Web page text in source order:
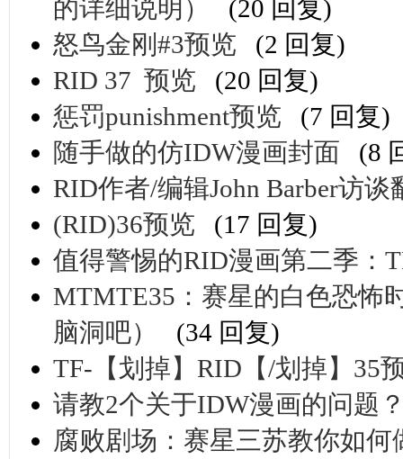
的详细说明）
(20 回复)
怒鸟金刚#3预览
(2 回复)
RID 37 预览
(20 回复)
惩罚punishment预览
(7 回复)
随手做的仿IDW漫画封面
(8
RID作者/编辑John Barber访谈
(RID)36预览
(17 回复)
值得警惕的RID漫画第二季：
MTMTE35：赛星的白色恐怖
脑洞吧）
(34 回复)
TF-【划掉】RID【/划掉】35
请教2个关于IDW漫画的问题
腐败剧场：赛星三苏教你如